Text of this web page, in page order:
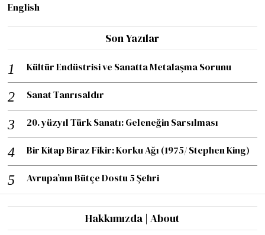
English
Son Yazılar
Kültür Endüstrisi ve Sanatta Metalaşma Sorunu
Sanat Tanrısaldır
20. yüzyıl Türk Sanatı: Geleneğin Sarsılması
Bir Kitap Biraz Fikir: Korku Ağı (1975/ Stephen King)
Avrupa’nın Bütçe Dostu 5 Şehri
Hakkımızda | About